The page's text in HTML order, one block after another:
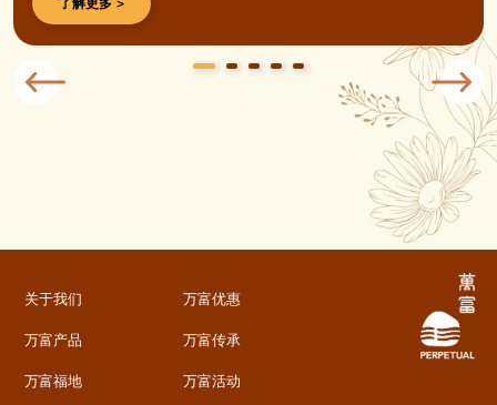
了解更多 >
关于我们
万富产品
万富福地
万富优惠
万富传承
万富活动